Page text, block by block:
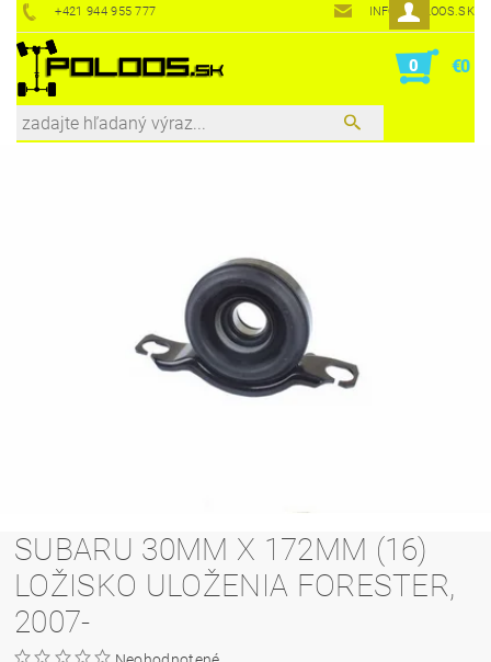
+421 944 955 777 INFO@POLOOS.SK
0 €0
SUBARU 30MM X 172MM (16)
LOŽISKO ULOŽENIA FORESTER,
2007-